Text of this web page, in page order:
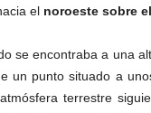
el noroeste sobre
se encontraba a una
un punto situado a
terrestre